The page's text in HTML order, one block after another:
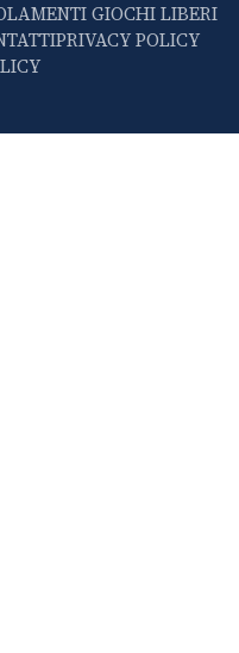
GIOCHI LIBERI
PRIVACY POLICY